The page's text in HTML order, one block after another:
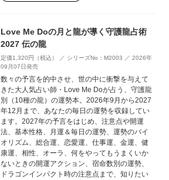
Love Me Doの月と龍が導く守護龍占術
2027 伝の龍
定価1,320円（税込） ／ シリーズNo：M2003 ／ 2026年
09月07日発売
数々の予言を的中させ、世の中に衝撃を与えて
きた大人気占い師・Love Me Doが占う、守護龍
別（10種の龍）の運勢本。2026年9月から2027
年12月まで、あなたの毎日の運勢を収録してい
ます。2027年の予言をはじめ、注意点や開運
法、基本性格、月運＆毎日の運勢、運勢のバイ
オリズム、総合運、恋愛運、仕事運、金運、健
康運、相性、オーラ、何をやってもうまくいか
ないときの開運アクション、宿命数別の運勢、
ドラゴンインパクト時の注意点まで、知りたい